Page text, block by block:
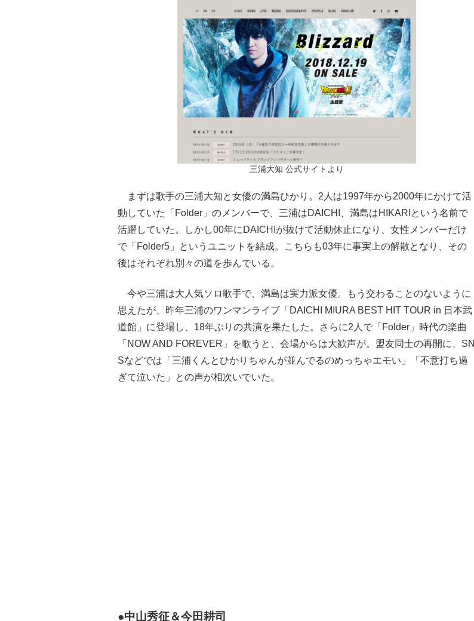
三浦大知 公式サイトより
まずは歌手の三浦大知と女優の満島ひかり。2人は1997年から2000年にかけて活
動していた「Folder」のメンバーで、三浦はDAICHI、満島はHIKARIという名前で
活躍していた。しかし00年にDAICHIが抜けて活動休止になり、女性メンバーだけ
で「Folder5」というユニットを結成。こちらも03年に事実上の解散となり、その
後はそれぞれ別々の道を歩んでいる。
今や三浦は大人気ソロ歌手で、満島は実力派女優。もう交わることのないように
思えたが、昨年三浦のワンマンライブ「DAICHI MIURA BEST HIT TOUR in 日本武
道館」に登場し、18年ぶりの共演を果たした。さらに2人で「Folder」時代の楽曲
「NOW AND FOREVER」を歌うと、会場からは大歓声が。盟友同士の再開に、SN
Sなどでは「三浦くんとひかりちゃんが並んでるのめっちゃエモい」「不意打ち過
ぎて泣いた」との声が相次いでいた。
●中山秀征＆今田耕司